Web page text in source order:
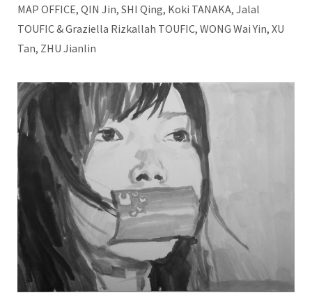
MAP OFFICE, QIN Jin, SHI Qing, Koki TANAKA, Jalal
TOUFIC & Graziella Rizkallah TOUFIC, WONG Wai Yin, XU
Tan, ZHU Jianlin